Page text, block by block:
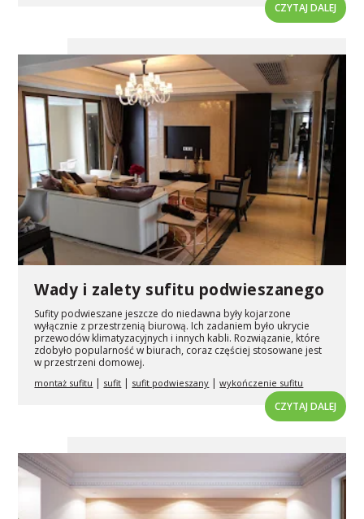
CZYTAJ DALEJ
Wady i zalety sufitu podwieszanego
Sufity podwieszane jeszcze do niedawna były kojarzone
wyłącznie z przestrzenią biurową. Ich zadaniem było ukrycie
przewodów klimatyzacyjnych i innych kabli. Rozwiązanie, które
zdobyło popularność w biurach, coraz częściej stosowane jest
w przestrzeni domowej.
montaż sufitu | sufit | sufit podwieszany |wykończenie sufitu
CZYTAJ DALEJ